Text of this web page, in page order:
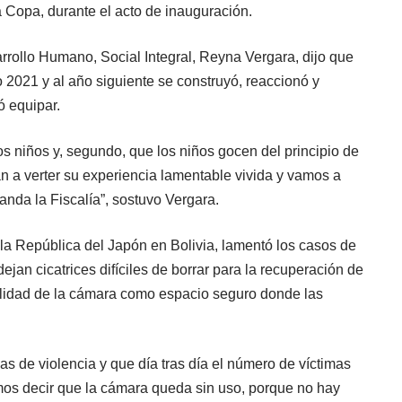
durante el acto de inauguración.
Humano, Social Integral, Reyna Vergara, dijo que
y al año siguiente se construyó, reaccionó y
equipar.
niños y, segundo, que los niños gocen del principio de
a verter su experiencia lamentable vivida y vamos a
la Fiscalía”, sostuvo Vergara.
República del Japón en Bolivia, lamentó los casos de
cicatrices difíciles de borrar para la recuperación de
de la cámara como espacio seguro donde las
de violencia y que día tras día el número de víctimas
decir que la cámara queda sin uso, porque no hay